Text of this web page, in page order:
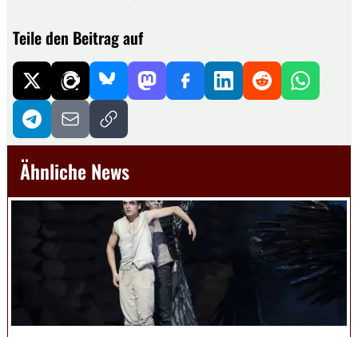
Teile den Beitrag auf
Ähnliche News